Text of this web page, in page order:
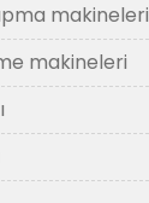
makineleri
makineleri